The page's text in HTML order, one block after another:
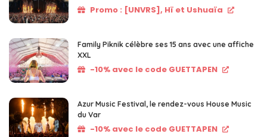
Promo : [UNVRS], Hï et Ushuaïa
Family Piknik célèbre ses 15 ans avec une affiche
XXL
-10% avec le code GUETTAPEN
Azur Music Festival, le rendez-vous House Music
du Var
-10% avec le code GUETTAPEN